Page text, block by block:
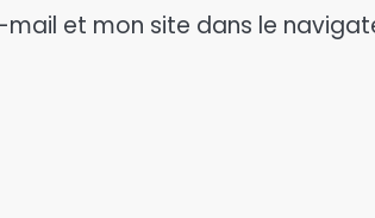
et mon site dans le